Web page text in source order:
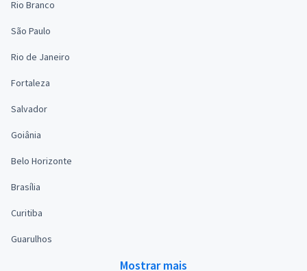
Rio Branco
São Paulo
Rio de Janeiro
Fortaleza
Salvador
Goiânia
Belo Horizonte
Brasília
Curitiba
Guarulhos
Mostrar mais